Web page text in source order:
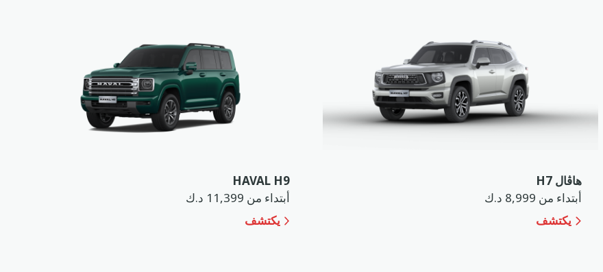
هاڤال H7
أبتداء من 8,999 د.ك
يكتشف
HAVAL H9
أبتداء من 11,399 د.ك
يكتشف